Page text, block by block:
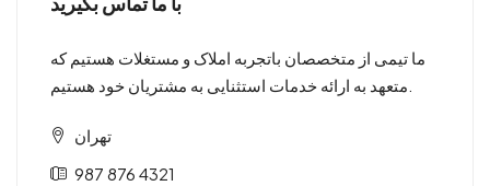
ما تیمی از متخصصان باتجربه املاک و مستغلات هستیم که
تهران
987 876 4321